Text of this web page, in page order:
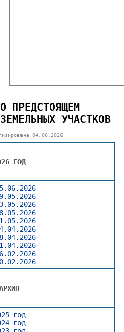
ПРЕДСТОЯЩЕМ
УЧАСТКОВ
04.06.2026
ГОД
год
год